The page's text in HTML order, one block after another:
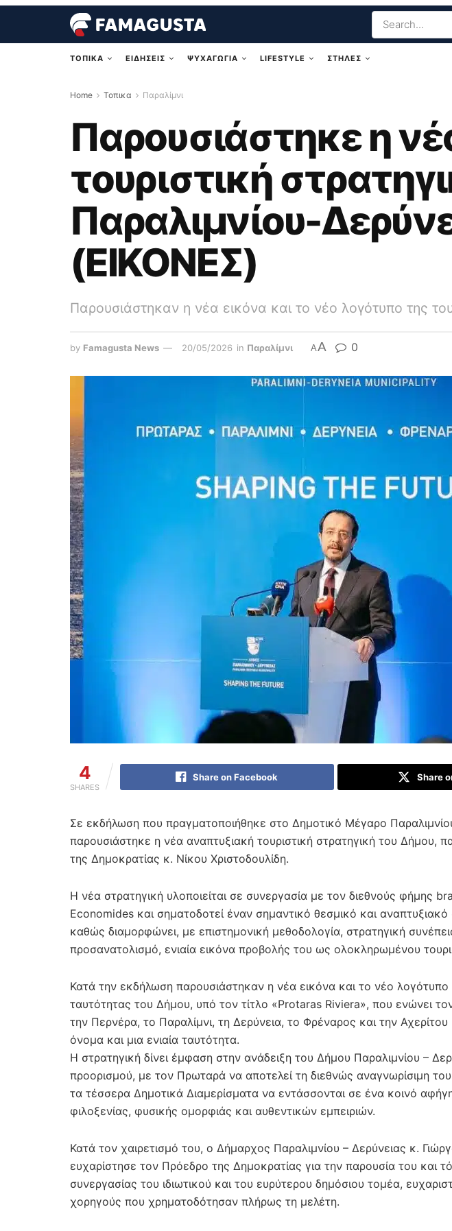
ΤΟΠΙΚΑ ΕΙΔΗΣΕΙΣ ΨΥΧΑΓΩΓΙΑ LIFESTYLE ΣΤΗΛΕΣ
Home Τοπικα Παραλίμνι
Παρουσιάστηκε η
τουριστική
Παραλιμνίου-
(ΕΙΚΟΝΕΣ)
Παρουσιάστηκαν η νέα εικόνα και το νέο λογότυπο της
by Famagusta News 20/05/2026 in Παραλίμνι AA 0
4
SHARES
Share on Facebook Share
Σε εκδήλωση που πραγματοποιήθηκε στο Δημοτικό Μέγαρο
παρουσιάστηκε η νέα αναπτυξιακή τουριστική στρατηγική του Δήμου,
της Δημοκρατίας κ. Νίκου Χριστοδουλίδη.
Η νέα στρατηγική υλοποιείται σε συνεργασία με τον διεθνούς φήμης
Economides και σηματοδοτεί έναν σημαντικό θεσμικό και
καθώς διαμορφώνει, με επιστημονική μεθοδολογία, στρατηγική
προσανατολισμό, ενιαία εικόνα προβολής του ως ολοκληρωμένου
Κατά την εκδήλωση παρουσιάστηκαν η νέα εικόνα και το νέο λογότυπο
ταυτότητας του Δήμου, υπό τον τίτλο «Protaras Riviera», που ενώνει
την Περνέρα, το Παραλίμνι, τη Δερύνεια, το Φρέναρος και την
όνομα και μια ενιαία ταυτότητα.
Η στρατηγική δίνει έμφαση στην ανάδειξη του Δήμου Παραλιμνίου –
προορισμού, με τον Πρωταρά να αποτελεί τη διεθνώς αναγνωρίσιμη
τα τέσσερα Δημοτικά Διαμερίσματα να εντάσσονται σε ένα κοινό
φιλοξενίας, φυσικής ομορφιάς και αυθεντικών εμπειριών.
Κατά τον χαιρετισμό του, ο Δήμαρχος Παραλιμνίου – Δερύνειας κ.
ευχαρίστησε τον Πρόεδρο της Δημοκρατίας για την παρουσία του και
συνεργασίας του ιδιωτικού και του ευρύτερου δημόσιου τομέα,
χορηγούς που χρηματοδότησαν πλήρως τη μελέτη.